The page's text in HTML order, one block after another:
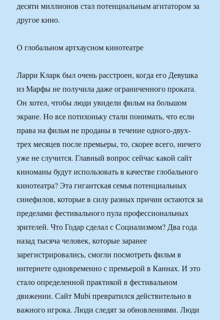
десяти миллионов стал потенциальным агитатором за
другое кино.
О глобальном артхаусном кинотеатре
Ларри Кларк был очень расстроен, когда его Девушка
из Марфы не получила даже ограниченного проката.
Он хотел, чтобы люди увидели фильм на большом
экране. Но все потихоньку стали понимать, что если
права на фильм не проданы в течение одного-двух-
трех месяцев после премьеры, то, скорее всего, ничего
уже не случится. Главный вопрос сейчас какой сайт
киноманы будут использовать в качестве глобального
кинотеатра? Эта гигантская семья потенциальных
синефилов, которые в силу разных причин остаются за
пределами фестивального пула профессиональных
зрителей. Что Годар сделал с Социализмом? Два года
назад тысяча человек, которые заранее
зарегистрировались, смогли посмотреть фильм в
интернете одновременно с премьерой в Каннах. И это
стало определенной практикой в фестивальном
движении. Сайт Mubi превратился действительно в
важного игрока. Люди следят за обновлениями. Люди